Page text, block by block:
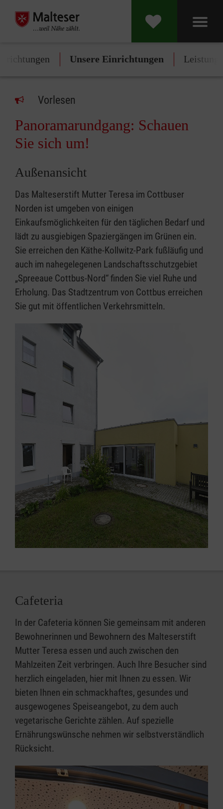
Unsere Einrichtungen
Vorlesen
Panoramarundgang: Schauen
Sie sich um!
Außenansicht
Das Malteserstift Mutter Teresa im Cottbuser
Norden ist umgeben von einigen
Einkaufsmöglichkeiten für den täglichen Bedarf und
lädt zu ausgiebigen Spaziergängen im Grünen ein.
Sie erreichen den Käthe-Kollwitz-Park fußläufig und
auch im nahegelegenen Landschaftsschutzgebiet
„Spreeaue Cottbus-Nord“ finden Sie viel Ruhe und
Erholung. Das Stadtzentrum von Cottbus erreichen
Sie gut mit öffentlichen Verkehrsmitteln.
Cafeteria
In der Cafeteria können Sie gemeinsam mit anderen
Bewohnerinnen und Bewohnern des Malteserstift
Mutter Teresa essen und auch zwischen den
Mahlzeiten Zeit verbringen. Auch Ihre Besucher sind
herzlich eingeladen, hier mit Ihnen zu essen. Wir
bieten Ihnen ein schmackhaftes, gesundes und
ausgewogenes Speiseangebot, zu dem auch
vegetarische Gerichte zählen. Auf spezielle
Ernährungswünsche nehmen wir selbstverständlich
Rücksicht.